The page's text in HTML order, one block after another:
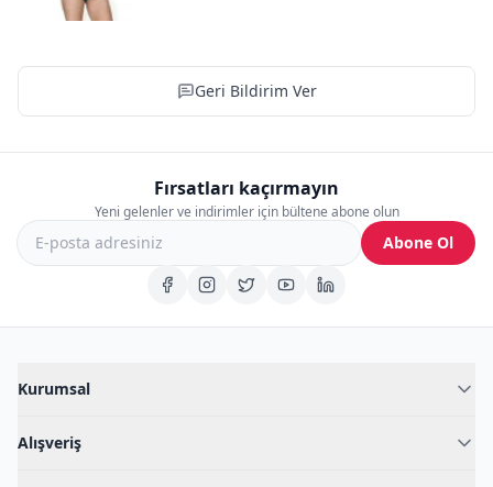
Geri Bildirim Ver
Fırsatları kaçırmayın
Yeni gelenler ve indirimler için bültene abone olun
Abone Ol
Kurumsal
Blog
Alışveriş